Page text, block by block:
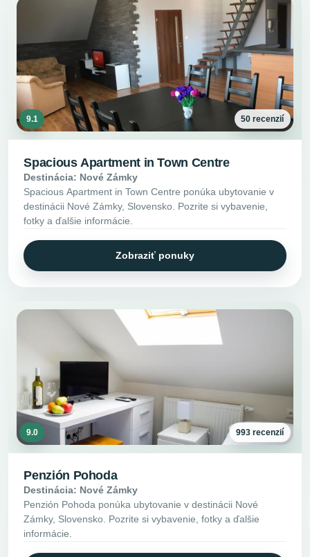
9.1 50 recenzií
Spacious Apartment in Town Centre
Destinácia: Nové Zámky
Spacious Apartment in Town Centre ponúka ubytovanie v
destinácii Nové Zámky, Slovensko. Pozrite si vybavenie,
fotky a ďalšie informácie.
Zobraziť ponuky
9.0 993 recenzií
Penzión Pohoda
Destinácia: Nové Zámky
Penzión Pohoda ponúka ubytovanie v destinácii Nové
Zámky, Slovensko. Pozrite si vybavenie, fotky a ďalšie
informácie.